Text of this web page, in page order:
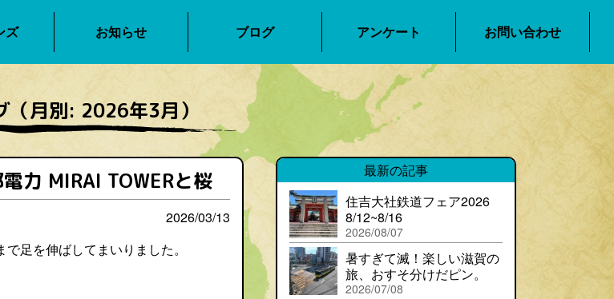
ズ お知らせ ブログ アンケート お問い合わせ
（月別: 2026年3月）
力 MIRAI TOWERと桜
2026/03/13
足を伸ばしてまいりました。
最新の記事
住吉大社鉄道フェア2026
8/12~8/16
2026/08/07
暑すぎて滅！楽しい滋賀の
旅、おすそ分けだピン。
2026/07/08